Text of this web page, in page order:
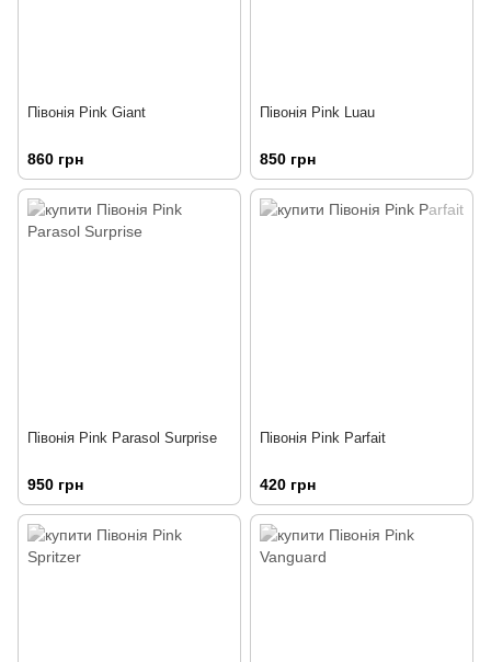
Півонія Pink Giant
860 грн
Півонія Pink Luau
850 грн
Півонія Pink Parasol Surprise
950 грн
Півонія Pink Parfait
420 грн